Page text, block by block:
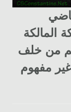
المالكة
من خلف
مفهوم